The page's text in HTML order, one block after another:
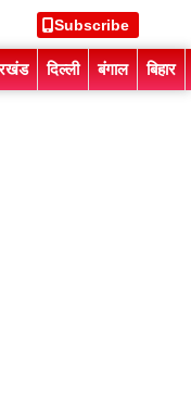
Subscribe
दिल्ली बंगाल बिहार